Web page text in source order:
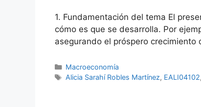
1. Fundamentación del tema El
cómo es que se desarrolla. Por
asegurando el próspero
Categorías
Macroeconomía
Etiquetas
Alicia Sarahí Robles Martínez, EALI04102,